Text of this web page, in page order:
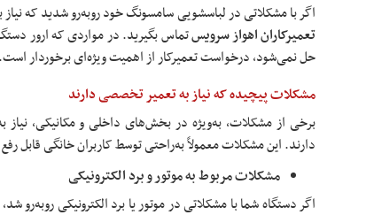
اگر با مشکلاتی در لباسشویی سامسونگ خود روبه‌رو شدید که
تعمیرکاران اهواز سرویستماس بگیرید. در مواردی که ارور
حل نمی‌شود، درخواست تعمیرکار از اهمیت ویژه‌ای برخوردار است.
مشکلات پیچیده که نیاز به تعمیر تخصصی دارند
برخی از مشکلات، به‌ویژه در بخش‌های داخلی و مکانیکی،
دارند. این مشکلات معمولاً به‌راحتی توسط کاربران خانگی قابل
مشکلات مربوط به موتور و برد الکترونیکی
اگر دستگاه شما با مشکلاتی در موتور یا برد الکترونیکی روبه‌رو